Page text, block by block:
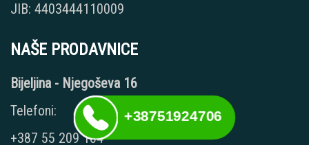
JIB: 4403444110009
NAŠE PRODAVNICE
Bijeljina - Njegoševa 16
Telefoni:
+387 55 209 104
+38751924706